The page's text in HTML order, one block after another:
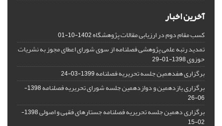
آخرین اخبار
کسب مقام دوم در ارزیابی مقالات پژوهشگاه1402-10-01
تمدید رتبه علمی پژوهشی فصلنامه از سوی شورای اعطای مجوز به نشریات
حوزوی1398-01-29
برگزاری هفدهمین جلسه تحریریه فصلنامه1399-03-24
برگزاری یازدهمین و دوازدهمین جلسه شورای تحریریه فصلنامه
1398-
06-26
برگزاری دهمین جلسه تحریریه فصلنامه جستارهای فقهی و اصولی
1398-
02-15